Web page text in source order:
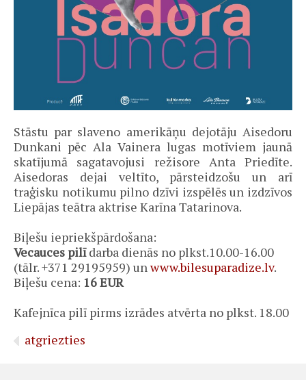
Stāstu par slaveno amerikāņu dejotāju Aisedoru
Dunkani pēc Ala Vainera lugas motīviem jaunā
skatījumā sagatavojusi režisore Anta Priedīte.
Aisedoras dejai veltīto, pārsteidzošu un arī
traģisku notikumu pilno dzīvi izspēlēs un izdzīvos
Liepājas teātra aktrise Karīna Tatarinova.
Biļešu iepriekšpārdošana:
Vecauces pilīdarba dienās no plkst.10.00-16.00
(tālr. +371 29195959) unwww.bilesuparadize.lv.
Biļešu cena: 16 EUR
Kafejnīca pilī pirms izrādes atvērta no plkst. 18.00
atgriezties